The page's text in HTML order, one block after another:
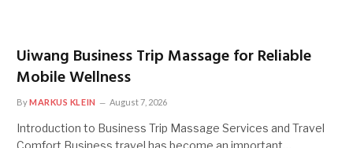
Uiwang Business Trip Massage for Reliable
Mobile Wellness
ByMARKUS KLEIN August 7, 2026
Introduction to Business Trip Massage Services and Travel
Comfort Business travel has become an important…